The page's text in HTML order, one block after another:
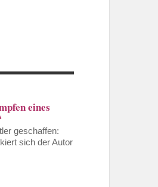
eines
geschaffen:
sich der Autor